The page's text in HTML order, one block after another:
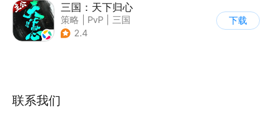
三国：天下归心
策略 PvP
三国
| SLG
2.4
下载
联系我们